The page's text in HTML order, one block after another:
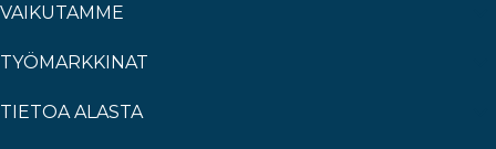
VAIKUTAMME
TYÖMARKKINAT
TIETOA ALASTA